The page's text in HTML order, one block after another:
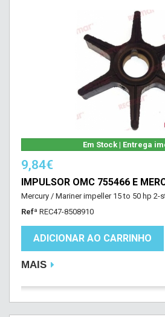
Em Stock | Entrega
9,84€
IMPULSOR OMC 755466 E
Mercury / Mariner impeller 15 to 50 hp 2-
Refª REC47-8508910
ADICIONAR AO CARRINHO
MAIS